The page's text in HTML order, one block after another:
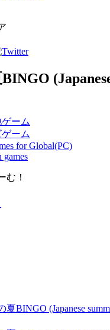
ーム
ーム
for Global(PC)
games